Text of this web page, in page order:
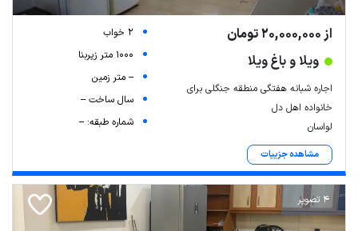
از 20,000,000 تومان
ویلا و باغ ویلا
اجاره شبانه هفتگی منطقه جنگلی برای
خانواده اهل دل
لواسان
مشاهده جزییات
2 خواب
1000 متر زیربنا
-- متر زمین
سال ساخت --
شماره طبقه: --
4 تصویر